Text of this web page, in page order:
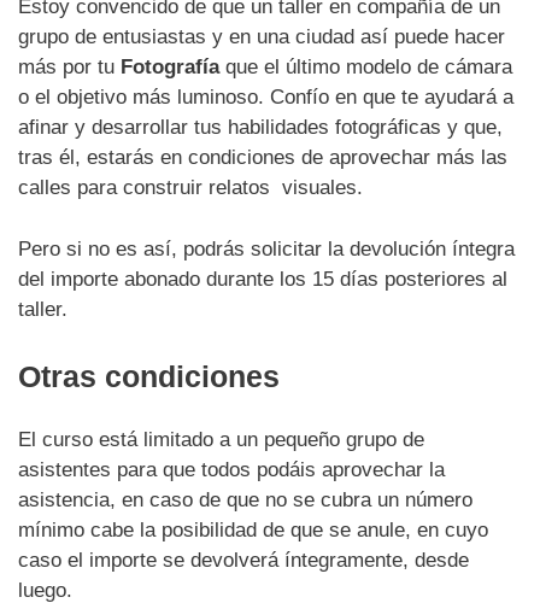
Estoy convencido de que un taller en compañía de un
grupo de entusiastas y en una ciudad así puede hacer
más por tu Fotografíaque el último modelo de cámara
o el objetivo más luminoso. Confío en que te ayudará a
afinar y desarrollar tus habilidades fotográficas y que,
tras él, estarás en condiciones de aprovechar más las
calles para construir relatos visuales.
Pero si no es así, podrás solicitar la devolución íntegra
del importe abonado durante los 15 días posteriores al
taller.
Otras condiciones
El curso está limitado a un pequeño grupo de
asistentes para que todos podáis aprovechar la
asistencia, en caso de que no se cubra un número
mínimo cabe la posibilidad de que se anule, en cuyo
caso el importe se devolverá íntegramente, desde
luego.